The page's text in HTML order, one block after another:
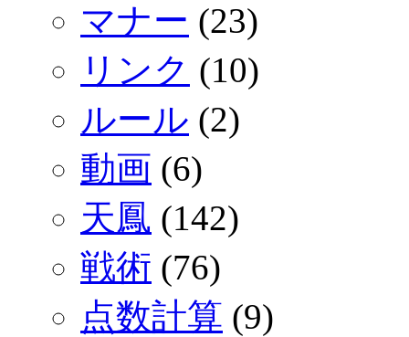
マナー (23)
リンク (10)
ルール (2)
動画 (6)
天鳳 (142)
戦術 (76)
点数計算 (9)